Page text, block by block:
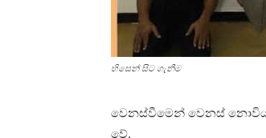
හිසෙන් සිට ගැනීම
වෙනස්වීමෙන් වෙනස්
වේ.